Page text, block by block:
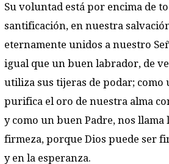
Su voluntad está por encima de
santificación, en nuestra
eternamente unidos a nuestro
igual que un buen labrador, de
utiliza sus tijeras de podar; como
purifica el oro de nuestra alma
y como un buen Padre, nos llama
firmeza, porque Dios puede ser
y en la esperanza.